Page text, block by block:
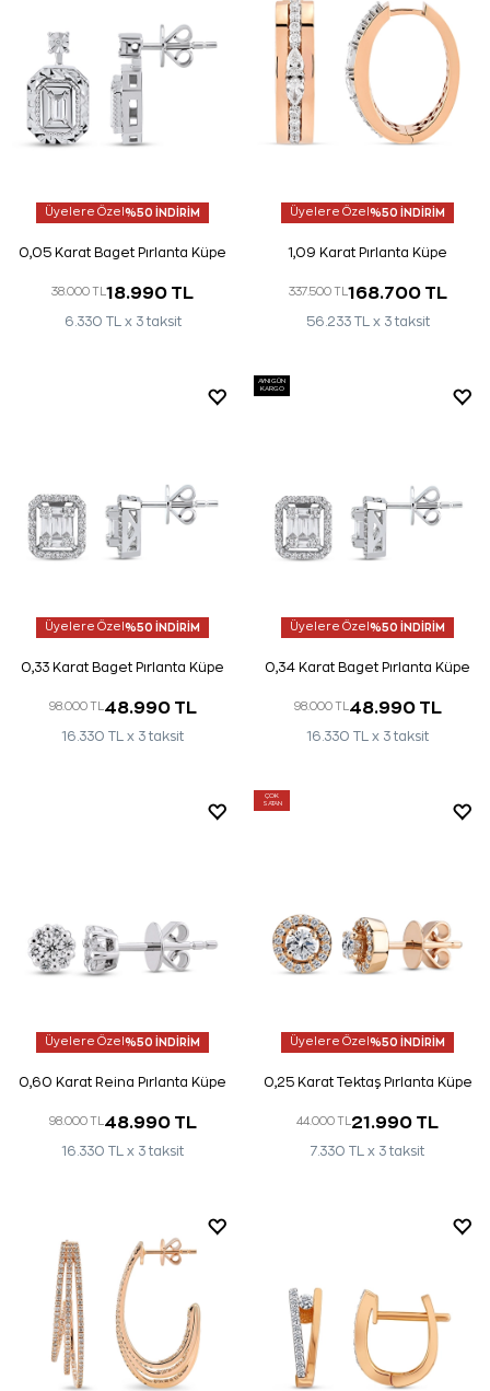
Üyelere Özel %50 İNDİRİM
0,05 Karat Baget Pırlanta Küpe
38.000 TL 18.990 TL
6.330 TL x 3 taksit
Üyelere Özel %50 İNDİRİM
1,09 Karat Pırlanta Küpe
337.500 TL 168.700 TL
56.233 TL x 3 taksit
Üyelere Özel %50 İNDİRİM
0,33 Karat Baget Pırlanta Küpe
98.000 TL 48.990 TL
16.330 TL x 3 taksit
AYNI GÜN
KARGO
Üyelere Özel %50 İNDİRİM
0,34 Karat Baget Pırlanta Küpe
98.000 TL 48.990 TL
16.330 TL x 3 taksit
Üyelere Özel %50 İNDİRİM
0,60 Karat Reina Pırlanta Küpe
98.000 TL 48.990 TL
16.330 TL x 3 taksit
ÇOK
SATAN
Üyelere Özel %50 İNDİRİM
0,25 Karat Tektaş Pırlanta Küpe
44.000 TL 21.990 TL
7.330 TL x 3 taksit